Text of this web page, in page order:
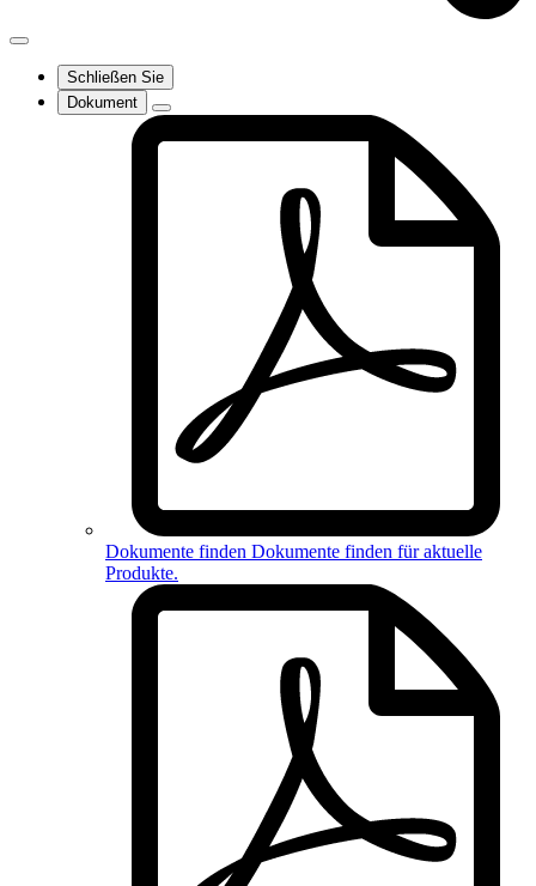
Schließen Sie
Dokument
Dokumente finden Dokumente finden füraktuelle
Produkte.